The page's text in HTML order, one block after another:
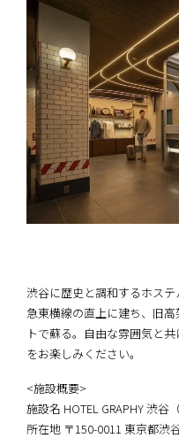
渋谷に歴史と調和するホス
急東横線の直上に建ち、旧
トで蘇る。自由な雰囲気と
をお楽しみください。
<施設概要>
施設名 HOTEL GRAPHY 渋谷
所在地 〒150-0011 東京都渋